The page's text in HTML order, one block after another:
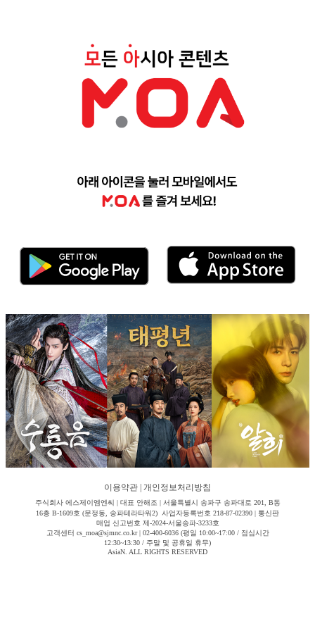
이용약관 개인정보처리방침
주식회사 에스제이엠엔씨 | 대표 안해조 | 서울특별시 송파구 송파대로 201, B동
16층 B-1609호 (문정동, 송파테라타워2) 사업자등록번호 218-87-02390 | 통신판
매업 신고번호 제-2024-서울송파-3233호
고객센터 cs_moa@sjmnc.co.kr | 02-400-6036 (평일 10:00~17:00 / 점심시간
12:30~13:30 / 주말 및 공휴일 휴무)
AsiaN. ALL RIGHTS RESERVED